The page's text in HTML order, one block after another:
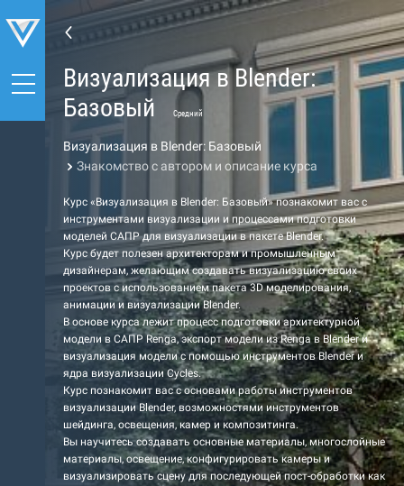
Визуализация в Blender:
Базовый
Средний
Визуализация в Blender: Базовый
Знакомство с автором и описание курса
Курс «Визуализация в Blender: Базовый» познакомит вас с
инструментами визуализации и процессами подготовки
моделей САПР для визуализации в пакете Blender.
Курс будет полезен архитекторам и промышленным
дизайнерам, желающим создавать визуализацию своих
проектов с использованием пакета 3D моделирования,
анимации и визуализации Blender.
В основе курса лежит процесс подготовки архитектурной
модели в САПР Renga, экспорт модели из Renga в Blender и
визуализация модели с помощью инструментов Blender и
ядра визуализации Cycles.
Курс познакомит вас с основами работы инструментов
визуализации Blender, возможностями инструментов
шейдинга, освещения, камер и композитинга.
Вы научитесь создавать основные материалы, многослойные
материалы, освещение, конфигурировать камеры и
визуализировать сцену для последующей пост-обработки как